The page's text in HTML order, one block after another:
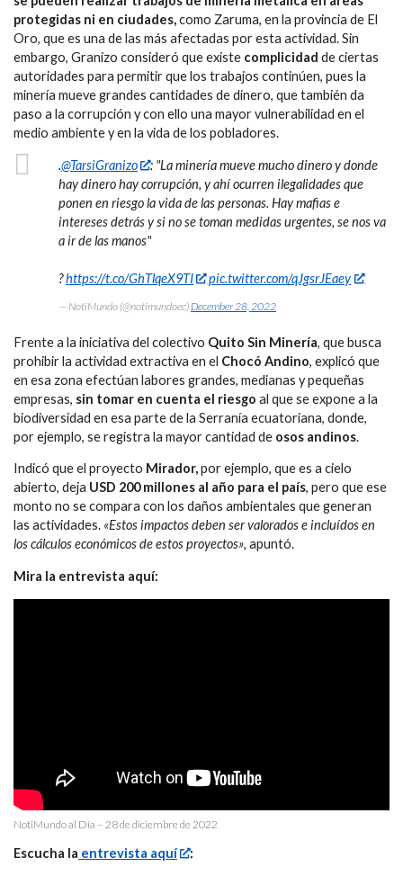
protegidas ni en ciudades,como Zaruma, en la provincia de El
Oro, que es una de las más afectadas por esta actividad. Sin
embargo, Granizo consideró que existe complicidad de ciertas
autoridades para permitir que los trabajos continúen, pues la
minería mueve grandes cantidades de dinero, que también da
paso a la corrupción y con ello una mayor vulnerabilidad en el
medio ambiente y en la vida de los pobladores.
.@TarsiGranizo
: "La minería mueve mucho dinero y donde
hay dinero hay corrupción, y ahí ocurren ilegalidades que
ponen en riesgo la vida de las personas. Hay mafias e
intereses detrás y si no se toman medidas urgentes, se nos va
a ir de las manos"
?https://t.co/GhTlqeX9TI pic.twitter.com/qJgsrJEaey
— NotiMundo (@notimundoec) December 28, 2022
Frente a la iniciativa del colectivo Quito Sin Minería, que busca
prohibir la actividad extractiva en el Chocó Andino, explicó que
en esa zona efectúan labores grandes, medianas y pequeñas
empresas, sin tomar en cuenta el riesgo al que se expone a la
biodiversidad en esa parte de la Serranía ecuatoriana, donde,
por ejemplo, se registra la mayor cantidad de osos andinos.
Indicó que el proyecto Mirador,por ejemplo, que es a cielo
abierto, deja USD 200 millones al año para el país, pero que ese
monto no se compara con los daños ambientales que generan
las actividades. «Estos impactos deben ser valorados e incluídos en
los cálculos económicos de estos proyectos», apuntó.
Mira la entrevista aquí:
NotiMundo al Día – 28 de diciembre de 2022
Escucha la entrevista aquí :